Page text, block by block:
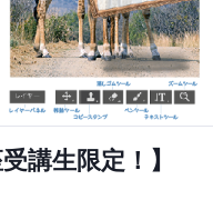
講生限定！】